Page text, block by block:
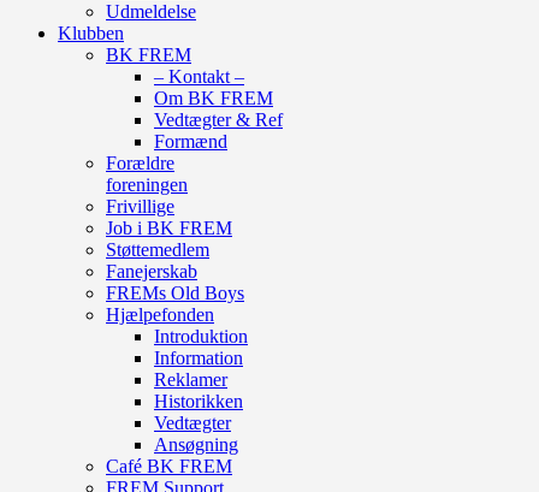
Udmeldelse
Klubben
BK FREM
– Kontakt –
Om BK FREM
Vedtægter & Ref
Formænd
Forældre
foreningen
Frivillige
Job i BK FREM
Støttemedlem
Fanejerskab
FREMs Old Boys
Hjælpefonden
Introduktion
Information
Reklamer
Historikken
Vedtægter
Ansøgning
Café BK FREM
FREM Support